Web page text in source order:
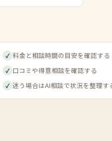
✓ 料金と相談時間の目安を確認する
✓ 口コミや得意相談を確認する
✓ 迷う場合はAI相談で状況を整理す